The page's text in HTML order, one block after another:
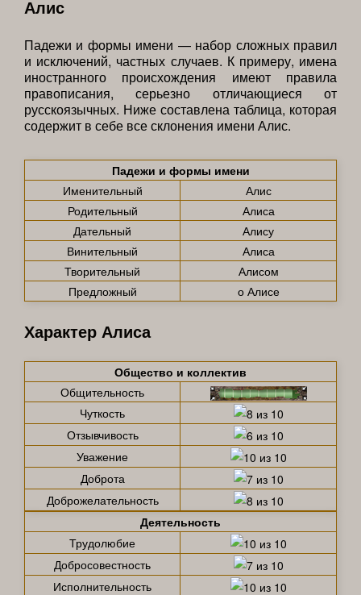
Алис
Падежи и формы имени — набор сложных правил
и исключений, частных случаев. К примеру, имена
иностранного происхождения имеют правила
правописания, серьезно отличающиеся от
русскоязычных. Ниже составлена таблица, которая
содержит в себе все склонения имени Алис.
Падежи и формы имени
Именительный
Алис
Родительный
Алиса
Дательный
Алису
Винительный
Алиса
Творительный
Алисом
Предложный
о Алисе
Характер Алиса
Общество и коллектив
Общительность
Чуткость
Отзывчивость
Уважение
Доброта
Доброжелательность
Деятельность
Трудолюбие
Добросовестность
Исполнительность